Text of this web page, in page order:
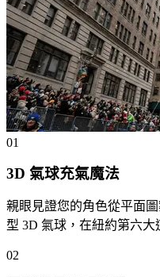
01
3D 氣球充氣魔法
親眼見證您的角色從平面
型 3D 氣球，在紐約第六大
02